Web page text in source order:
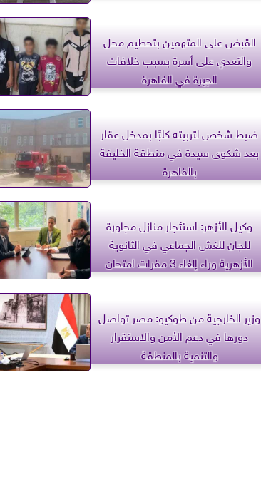
القبض على المتهمين بتحطيم محل
والتعدي على أسرة بسبب خلافات
الجيرة في القاهرة
ضبط شخص لتربيته كلبًا بمدخل عقار
بعد شكوى سيدة في منطقة الخليفة
بالقاهرة
وكيل الأزهر: استئجار منازل مجاورة
للجان للغش الجماعي في الثانوية
الأزهرية وراء إلغاء 3 مقرات امتحان
وزير الخارجية من طوكيو: مصر تواصل
دورها في دعم الأمن والاستقرار
والتنمية بالمنطقة